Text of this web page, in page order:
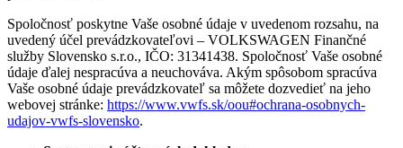
Spoločnosť poskytne Vaše osobné údaje v uvedenom rozsahu, na
uvedený účel prevádzkovateľovi – VOLKSWAGEN Finančné
služby Slovensko s.r.o., IČO: 31341438. Spoločnosť Vaše osobné
údaje ďalej nespracúva a neuchováva. Akým spôsobom spracúva
Vaše osobné údaje prevádzkovateľ sa môžete dozvedieť na jeho
webovej stránke: https://www.vwfs.sk/oou#ochrana-osobnych-
udajov-vwfs-slovensko.